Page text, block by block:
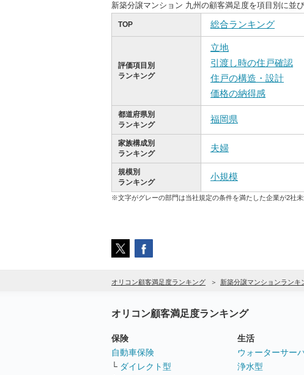
新築分譲マンション 九州の顧客満足度を項目別に並
TOP 総合ランキング
評価項目別
ランキング
立地
引渡し時の住戸確認
住戸の構造・設計
価格の納得感
都道府県別
ランキング
福岡県
家族構成別
ランキング
夫婦
規模別
ランキング
小規模
※文字がグレーの部門は当社規定の条件を満たした企業が2社未
オリコン顧客満足度ランキング 新築分譲マンションランキ
オリコン顧客満足度ランキング
保険
自動車保険
└ ダイレクト型
生活
ウォーターサー
浄水型